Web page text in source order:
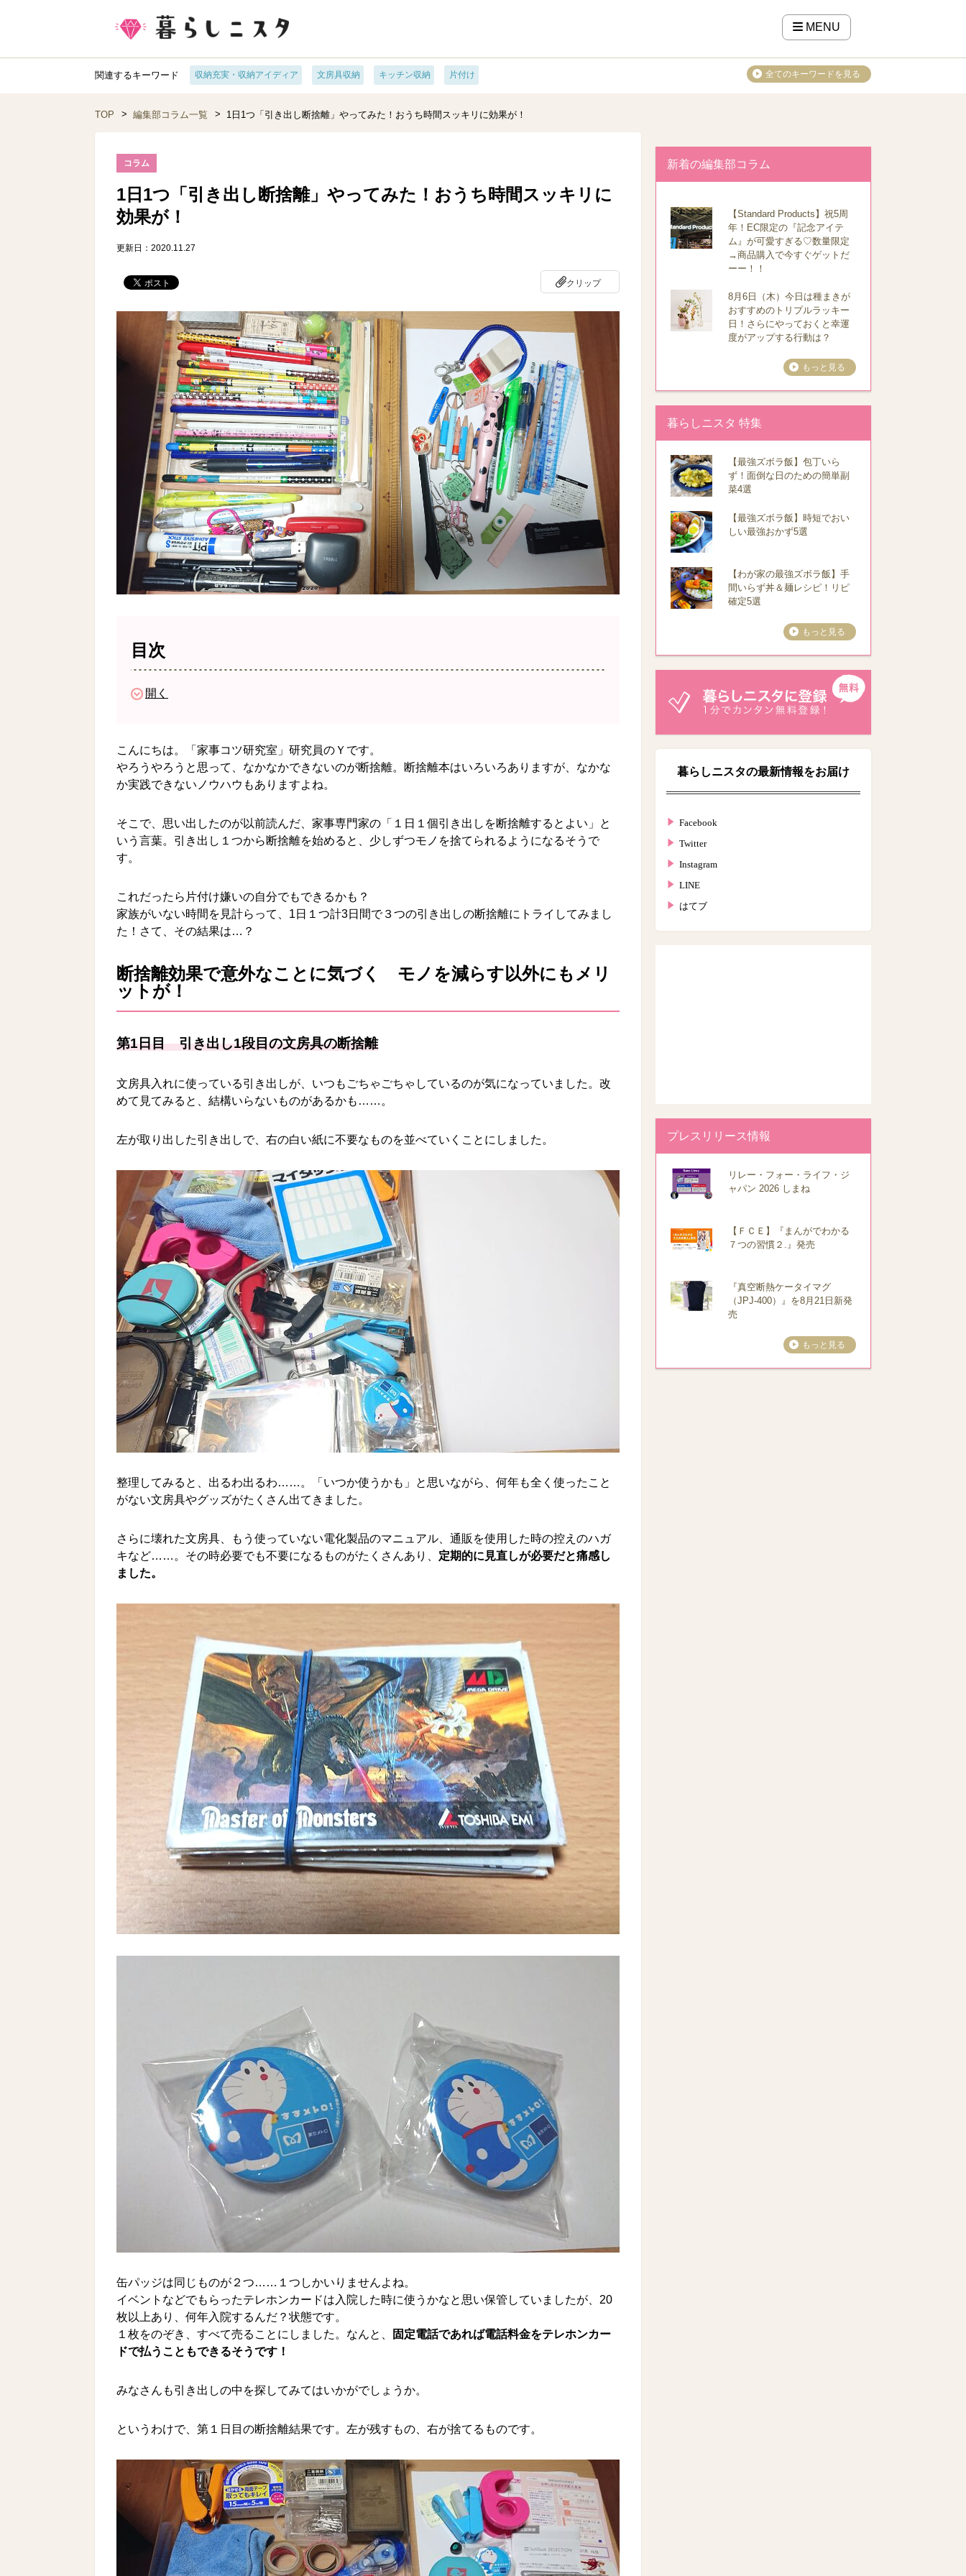
MENU
関連するキーワード 収納充実・収納アイディア 文房具収納 キッチン収納 片付け 全てのキーワードを見る
TOP 編集部コラム一覧 1日1つ「引き出し断捨離」やってみた！おうち時間スッキリに効果が！
コラム
1日1つ「引き出し断捨離」やってみた！おうち時間スッキリに
効果が！
更新日：2020.11.27
クリップ
目次
開く
こんにちは。「家事コツ研究室」研究員のＹです。
やろうやろうと思って、なかなかできないのが断捨離。断捨離本はいろいろありますが、なかな
か実践できないノウハウもありますよね。
そこで、思い出したのが以前読んだ、家事専門家の「１日１個引き出しを断捨離するとよい」と
いう言葉。引き出し１つから断捨離を始めると、少しずつモノを捨てられるようになるそうで
す。
これだったら片付け嫌いの自分でもできるかも？
家族がいない時間を見計らって、1日１つ計3日間で３つの引き出しの断捨離にトライしてみまし
た！さて、その結果は…？
断捨離効果で意外なことに気づく モノを減らす以外にもメリ
ットが！
第1日目 引き出し1段目の文房具の断捨離
文房具入れに使っている引き出しが、いつもごちゃごちゃしているのが気になっていました。改
めて見てみると、結構いらないものがあるかも……。
左が取り出した引き出しで、右の白い紙に不要なものを並べていくことにしました。
整理してみると、出るわ出るわ……。「いつか使うかも」と思いながら、何年も全く使ったこと
がない文房具やグッズがたくさん出てきました。
さらに壊れた文房具、もう使っていない電化製品のマニュアル、通販を使用した時の控えのハガ
キなど……。その時必要でも不要になるものがたくさんあり、 定期的に見直しが必要だと痛感し
ました。
缶パッジは同じものが２つ……１つしかいりませんよね。
イベントなどでもらったテレホンカードは入院した時に使うかなと思い保管していましたが、20
枚以上あり、何年入院するんだ？状態です。
１枚をのぞき、すべて売ることにしました。なんと、
固定電話であれば電話料金をテレホンカー
ドで払うこともできるそうです！
みなさんも引き出しの中を探してみてはいかがでしょうか。
というわけで、第１日目の断捨離結果です。左が残すもの、右が捨てるものです。
新着の編集部コラム
【Standard Products】祝5周
年！EC限定の『記念アイテ
ム』が可愛すぎる♡数量限定
→商品購入で今すぐゲットだ
ーー！！
8月6日（木）今日は種まきが
おすすめのトリプルラッキー
日！さらにやっておくと幸運
度がアップする行動は？
もっと見る
暮らしニスタ 特集
【最強ズボラ飯】包丁いら
ず！面倒な日のための簡単副
菜4選
【最強ズボラ飯】時短でおい
しい最強おかず5選
【わが家の最強ズボラ飯】手
間いらず丼＆麺レシピ！リピ
確定5選
もっと見る
暮らしニスタの最新情報をお届け
Facebook
Twitter
Instagram
LINE
はてブ
プレスリリース情報
リレー・フォー・ライフ・ジ
ャパン 2026 しまね
【ＦＣＥ】『まんがでわかる
７つの習慣２.』発売
『真空断熱ケータイマグ
（JPJ-400）』を8月21日新発
売
もっと見る